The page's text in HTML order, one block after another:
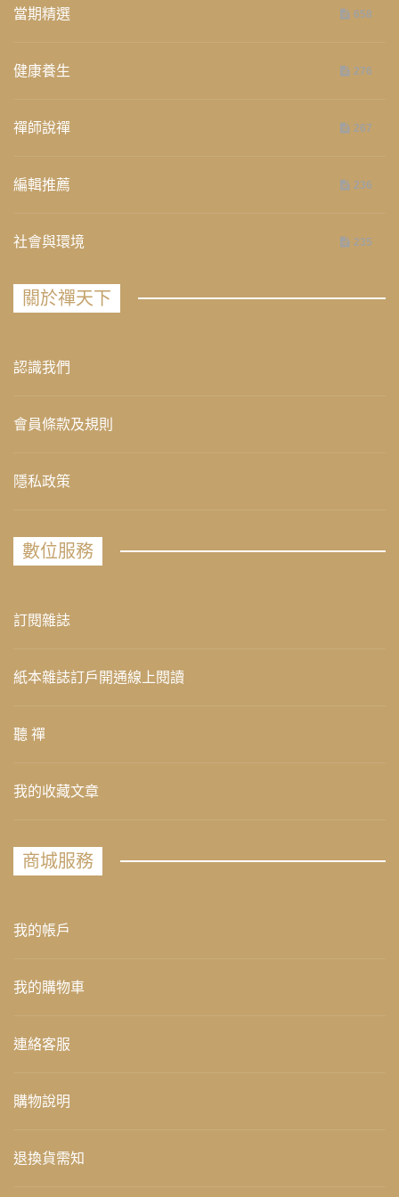
當期精選 658
健康養生 276
禪師說禪 267
編輯推薦 236
社會與環境 235
關於禪天下
認識我們
會員條款及規則
隱私政策
數位服務
訂閱雜誌
紙本雜誌訂戶開通線上閱讀
聽 禪
我的收藏文章
商城服務
我的帳戶
我的購物車
連絡客服
購物說明
退換貨需知